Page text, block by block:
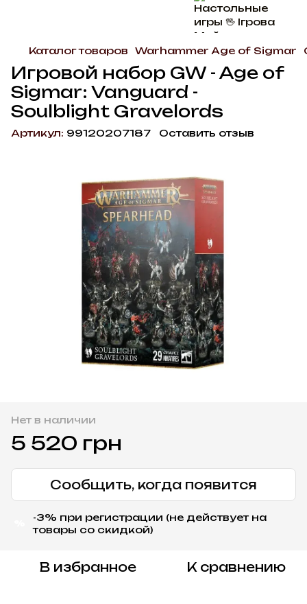
Каталог товаров Warhammer Age of Sigmar
Игровой набор GW - Age of
Sigmar: Vanguard -
Soulblight Gravelords
Артикул: 99120207187 Оставить отзыв
Нет в наличии
5 520 грн
Сообщить, когда появится
-3% при регистрации (не действует на
товары со скидкой)
В избранное К сравнению